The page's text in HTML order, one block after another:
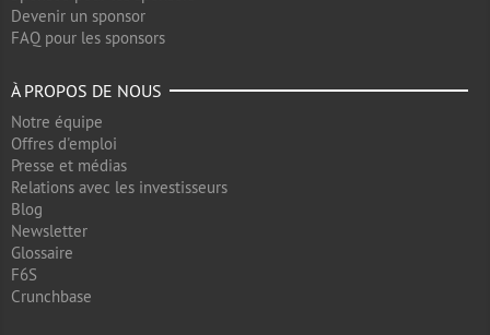
Devenir un sponsor
FAQ pour les sponsors
À PROPOS DE NOUS
Notre équipe
Offres d'emploi
Presse et médias
Relations avec les investisseurs
Blog
Newsletter
Glossaire
F6S
Crunchbase